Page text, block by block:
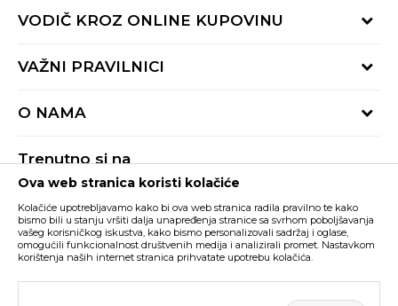
Provjeri status porudžbine
Radno vrijeme 9-16h
VODIČ KROZ ONLINE KUPOVINU
Načini isporuke
Reklamacije
VAŽNI PRAVILNICI
Pravila Sport&Bonus programa
O NAMA
BUZZ Shopovi
Postani dio BUZZ tima
Trenutno si na
Buzz Crna Gora PROMIJENI
Nastojimo da budemo što precizniji u opisu proizvoda, prikazu slika i samih
cijena, ali ne možemo garantovati da su sve informacije kompletne i bez
grešaka. Svi artikli prikazani na sajtu su dio naše ponude i ne podrazumijeva da
su dostupni u svakom trenutku. Raspoloživost robe možete provjeriti pozivom
Ova web stranica koristi kolačiće
Kolačiće upotrebljavamo kako bi ova web stranica radila pravilno te kako
bismo bili u stanju vršiti dalja unapređenja stranice sa svrhom poboljšavanja
vašeg korisničkog iskustva, kako bismo personalizovali sadržaj i oglase,
omogućili funkcionalnost društvenih medija i analizirali promet. Nastavkom
korištenja naših internet stranica prihvatate upotrebu kolačića.